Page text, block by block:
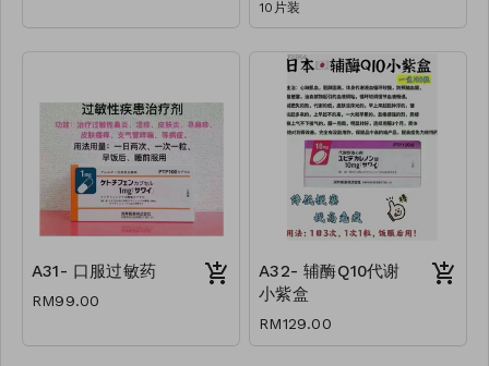
10片装
A31- 口服过敏药
RM99.00
A32- 辅酶Q10代谢
小紫盒
RM129.00